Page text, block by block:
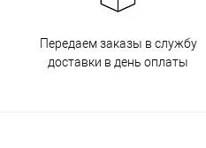
Передаем заказы в службу
доставки в день оплаты